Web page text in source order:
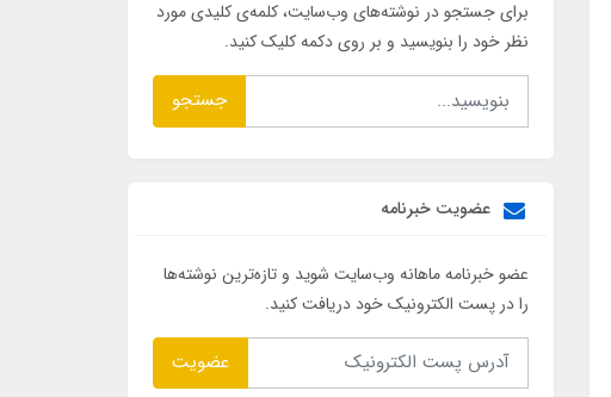
برای جستجو در نوشته‌های وب‌سایت، کلمه‌ی کلیدی مورد
نظر خود را بنویسید و بر روی دکمه کلیک کنید.
جستجو
عضویت خبرنامه
عضو خبرنامه ماهانه وب‌سایت شوید و تازه‌ترین نوشته‌ها
را در پست الکترونیک خود دریافت کنید.
عضویت